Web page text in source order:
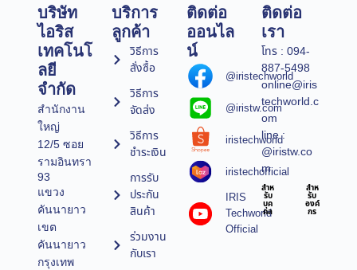
บริษัท
ไอริส
เทคโนโ
ลยี
จำกัด
สำนักงาน
ใหญ่
12/5 ซอย
รามอินทรา
93
แขวง
คันนายาว
เขต
คันนายาว
กรุงเทพ
บริการ
ลูกค้า
วิธีการ
สั่งซื้อ
วิธีการ
จัดส่ง
วิธีการ
ชำระเงิน
การรับ
ประกัน
สินค้า
ร่วมงาน
กับเรา
ติดต่อ
ออนไล
น์
@iristechworld
@iristw.com
iristechworld
iristechofficial
IRIS
Techworld
Official
ติดต่อ
เรา
โทร : 094-
887-5498
online@iris
techworld.c
om
line :
@iristw.co
m
สำห
รับ
บุค
คล
สำห
รับ
องค์
กร